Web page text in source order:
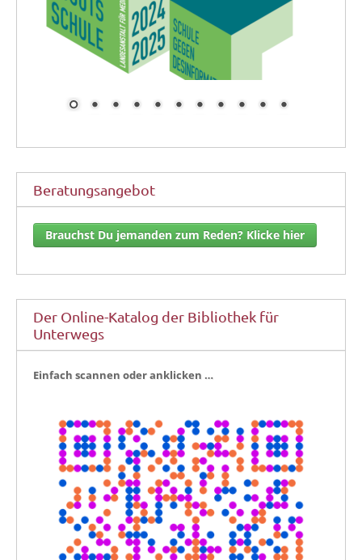
Beratungsangebot
Brauchst Du jemanden zum Reden? Klicke hier
Der Online-Katalog der Bibliothek für
Unterwegs
Ein­fach scan­nen oder anklicken …